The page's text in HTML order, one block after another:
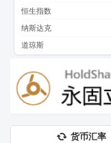
恒生指数
纳斯达克
道琼斯
货币汇率